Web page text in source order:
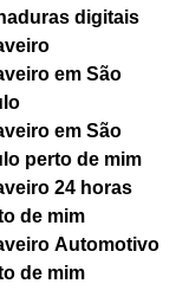
digitais
em São
em São
perto de mim
24 horas
de mim
Automotivo
de mim